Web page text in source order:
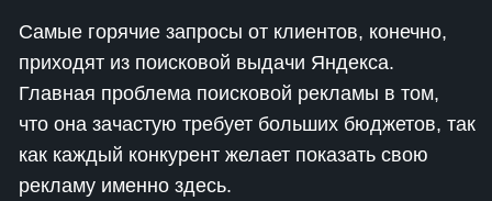
Самые горячие запросы от клиентов, конечно,
приходят из поисковой выдачи Яндекса.
Главная проблема поисковой рекламы в том,
что она зачастую требует больших бюджетов, так
как каждый конкурент желает показать свою
рекламу именно здесь.